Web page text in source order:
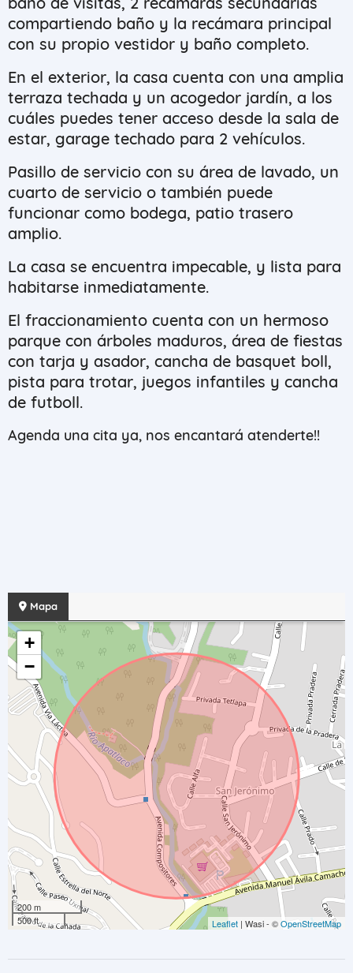
compartiendo baño y la recámara principal
con su propio vestidor y baño completo.
En el exterior, la casa cuenta con una amplia
terraza techada y un acogedor jardín, a los
cuáles puedes tener acceso desde la sala de
estar, garage techado para 2 vehículos.
Pasillo de servicio con su área de lavado, un
cuarto de servicio o también puede
funcionar como bodega, patio trasero
amplio.
La casa se encuentra impecable, y lista para
habitarse inmediatamente.
El fraccionamiento cuenta con un hermoso
parque con árboles maduros, área de fiestas
con tarja y asador, cancha de basquet boll,
pista para trotar, juegos infantiles y cancha
de futboll.
Agenda una cita ya, nos encantará atenderte!!
Mapa
+
−
200 m
500 ft
Leaflet | Wasi - ©OpenStreetMap